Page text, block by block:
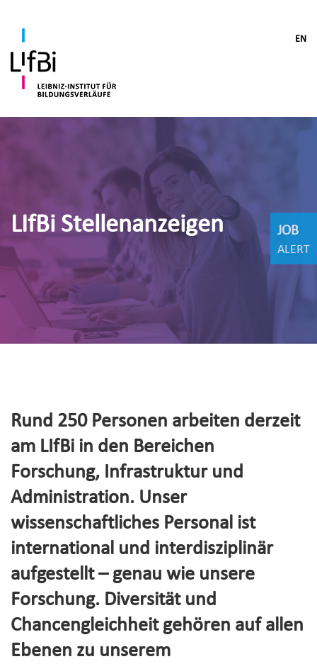
EN
LIfBi Stellenanzeigen
Rund 250 Personen arbeiten derzeit
am LIfBi in den Bereichen
Forschung, Infrastruktur und
Administration. Unser
wissenschaftliches Personal ist
international und interdisziplinär
aufgestellt – genau wie unsere
Forschung. Diversität und
Chancengleichheit gehören auf allen
Ebenen zu unserem
JOB
ALERT